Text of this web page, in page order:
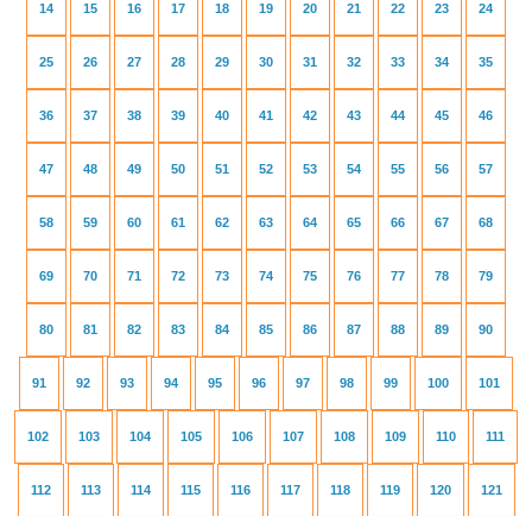
14 15 16 17 18 19 20 21 22 23 24
25 26 27 28 29 30 31 32 33 34 35
36 37 38 39 40 41 42 43 44 45 46
47 48 49 50 51 52 53 54 55 56 57
58 59 60 61 62 63 64 65 66 67 68
69 70 71 72 73 74 75 76 77 78 79
80 81 82 83 84 85 86 87 88 89 90
91 92 93 94 95 96 97 98 99 100 101
102 103 104 105 106 107 108 109 110 111
112 113 114 115 116 117 118 119 120 121